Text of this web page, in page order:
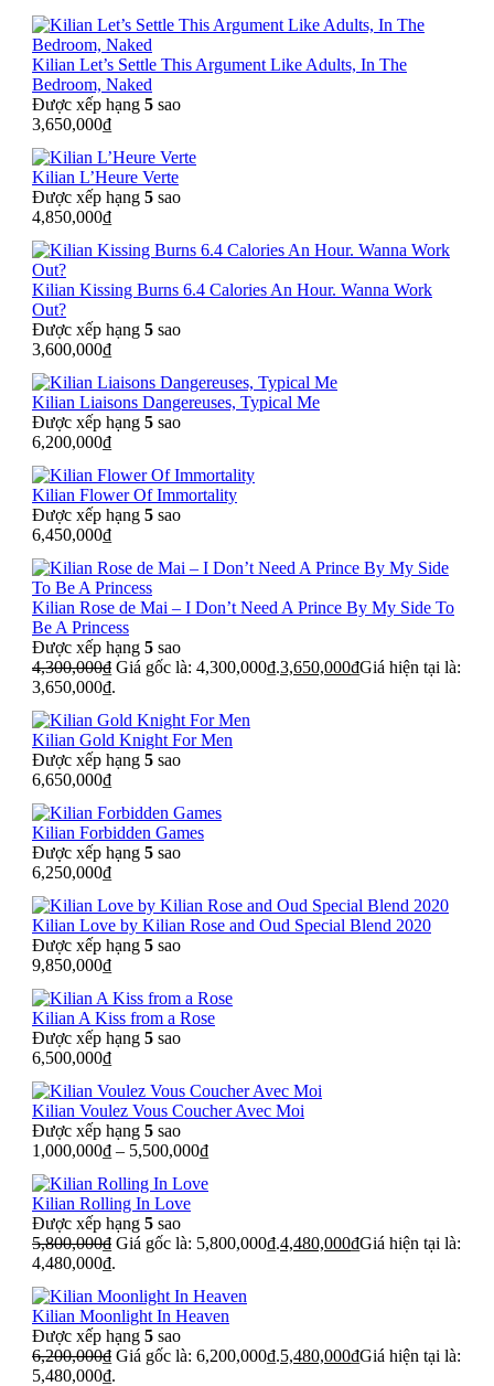
Kilian Let’s Settle This Argument Like Adults, In The
Bedroom, Naked
Được xếp hạng 5 sao
3,650,000₫
Kilian L’Heure Verte
Được xếp hạng 5 sao
4,850,000₫
Kilian Kissing Burns 6.4 Calories An Hour. Wanna Work
Out?
Được xếp hạng 5 sao
3,600,000₫
Kilian Liaisons Dangereuses, Typical Me
Được xếp hạng 5 sao
6,200,000₫
Kilian Flower Of Immortality
Được xếp hạng 5 sao
6,450,000₫
Kilian Rose de Mai – I Don’t Need A Prince By My Side To
Be A Princess
Được xếp hạng 5 sao
4,300,000₫ Giá gốc là: 4,300,000₫.3,650,000₫Giá hiện tại là:
3,650,000₫.
Kilian Gold Knight For Men
Được xếp hạng 5 sao
6,650,000₫
Kilian Forbidden Games
Được xếp hạng 5 sao
6,250,000₫
Kilian Love by Kilian Rose and Oud Special Blend 2020
Được xếp hạng 5 sao
9,850,000₫
Kilian A Kiss from a Rose
Được xếp hạng 5 sao
6,500,000₫
Kilian Voulez Vous Coucher Avec Moi
Được xếp hạng 5 sao
1,000,000₫ – 5,500,000₫
Kilian Rolling In Love
Được xếp hạng 5 sao
5,800,000₫ Giá gốc là: 5,800,000₫.4,480,000₫Giá hiện tại là:
4,480,000₫.
Kilian Moonlight In Heaven
Được xếp hạng 5 sao
6,200,000₫ Giá gốc là: 6,200,000₫.5,480,000₫Giá hiện tại là:
5,480,000₫.